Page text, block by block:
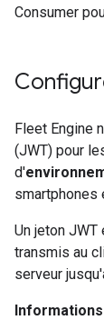
Consumer
Fleet Engine
(JWT) pour
d'
smartphones
Un jeton
transmis au
serveur